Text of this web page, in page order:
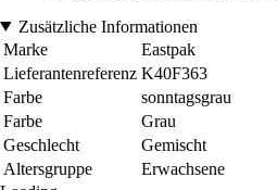
Zusätzliche Informationen
Marke
Eastpak
Lieferantenreferenz K40F363
Farbe
sonntagsgrau
Farbe
Grau
Geschlecht
Gemischt
Altersgruppe
Erwachsene